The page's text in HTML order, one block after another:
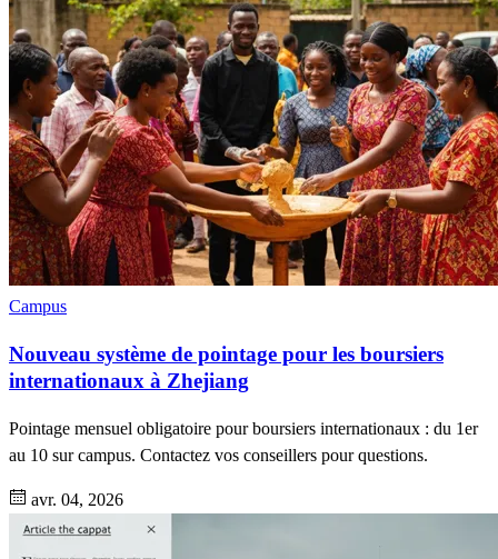
Campus
Nouveau système de pointage pour les boursiers
internationaux à Zhejiang
Pointage mensuel obligatoire pour boursiers internationaux : du 1er
au 10 sur campus. Contactez vos conseillers pour questions.
avr. 04, 2026